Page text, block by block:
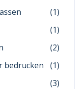
(1)
(1)
(2)
bedrucken
(1)
(3)